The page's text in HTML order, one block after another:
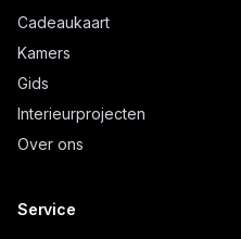
Cadeaukaart
Kamers
Gids
Interieurprojecten
Over ons
Service